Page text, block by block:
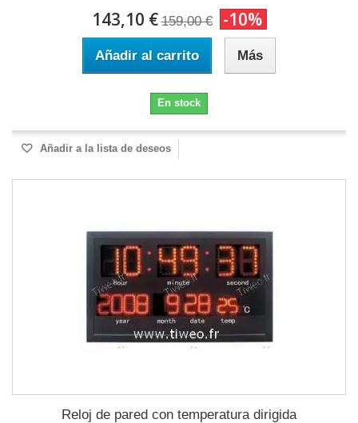
143,10 € 159,00 € -10%
Añadir al carrito Más
En stock
Añadir a la lista de deseos
Reloj de pared con temperatura dirigida